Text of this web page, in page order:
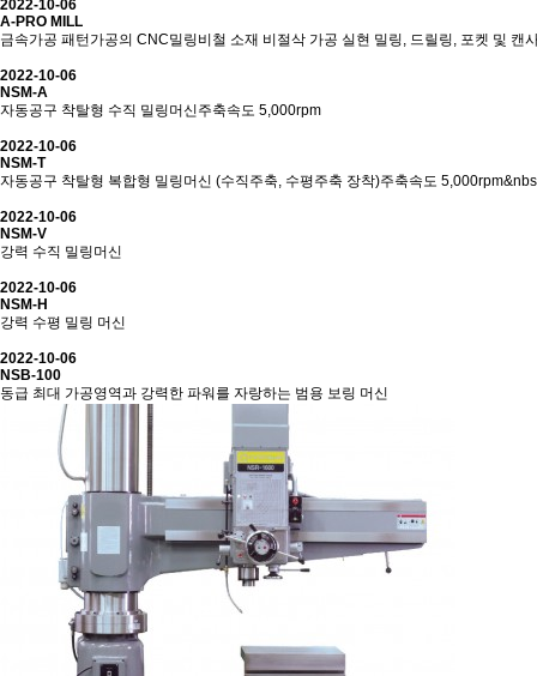
2022-10-06
A-PRO MILL
금속가공 패턴가공의 CNC밀링비철 소재 비절삭 가공 실현 밀링, 드릴링, 포켓 및 캔
2022-10-06
NSM-A
자동공구 착탈형 수직 밀링머신주축속도 5,000rpm
2022-10-06
NSM-T
자동공구 착탈형 복합형 밀링머신 (수직주축, 수평주축 장착)주축속도
2022-10-06
NSM-V
강력 수직 밀링머신
2022-10-06
NSM-H
강력 수평 밀링 머신
2022-10-06
NSB-100
동급 최대 가공영역과 강력한 파워를 자랑하는 범용 보링 머신